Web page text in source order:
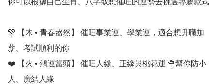
你可以根據自己生肖、八字或想催旺的運勢去挑選專屬款式
💚 【木 • 青春盎然】 催旺事業運、學業運，適合想升職加
薪、考試順利的你
❤️ 【火 • 鴻運當頭】 催旺人緣、正緣與桃花運 🌹幫你防小
人、廣結人緣